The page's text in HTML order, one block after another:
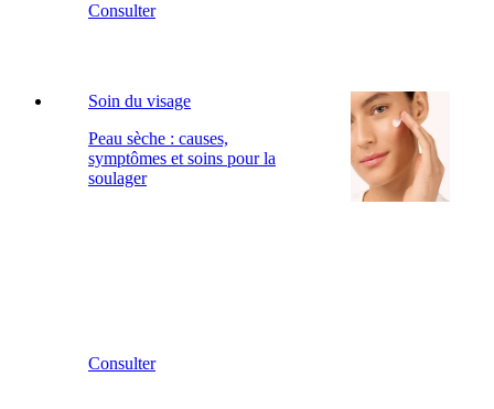
Consulter
Soin du visage
Peau sèche : causes,
symptômes et soins pour la
soulager
Consulter